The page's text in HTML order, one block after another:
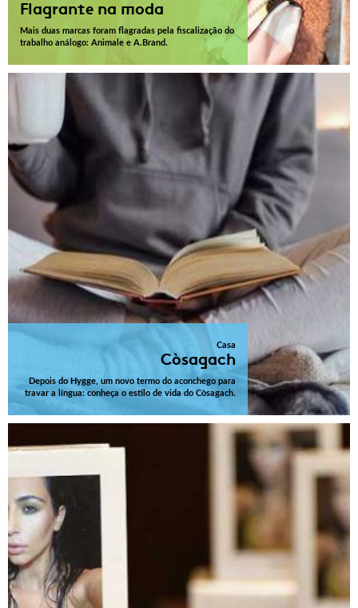
Flagrante na moda
Mais duas marcas foram flagradas pela fiscalização do
trabalho análogo: Animale e A.Brand.
Casa
Còsagach
Depois do Hygge, um novo termo do aconchego para
travar a língua: conheça o estilo de vida do Còsagach.